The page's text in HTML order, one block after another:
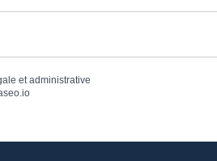
et administrative